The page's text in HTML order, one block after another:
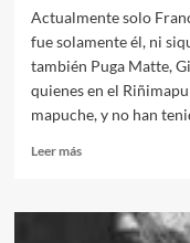
Actualmente solo
fue solamente él, ni
también Puga Matte,
quienes en el
mapuche, y no han
Leer másLeer
EMILIA